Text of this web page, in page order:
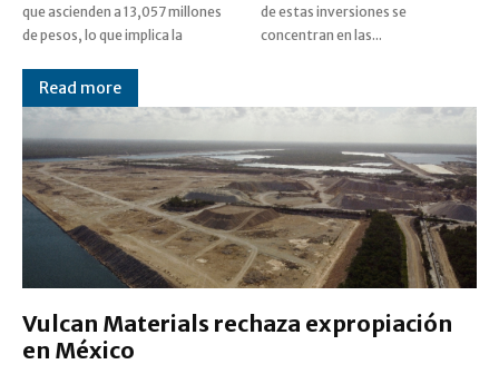
que ascienden a 13,057 millones
de pesos, lo que implica la
de estas inversiones se
concentran en las...
Read more
Vulcan Materials rechaza expropiación
en México